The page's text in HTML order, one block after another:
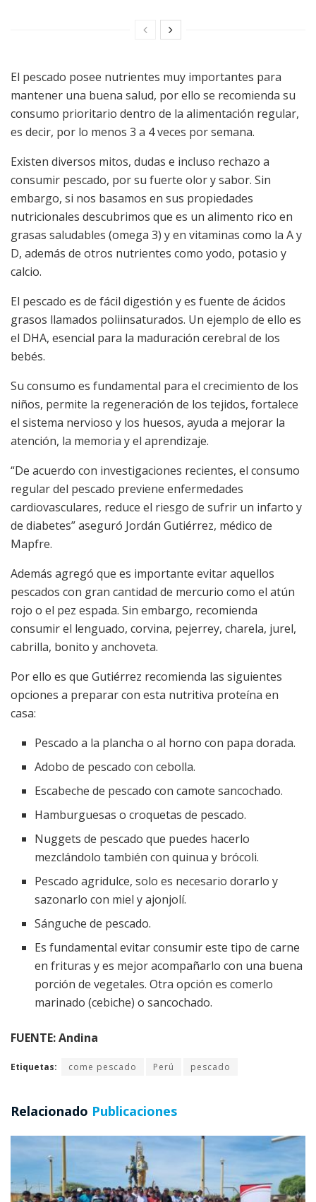
El pescado posee nutrientes muy importantes para
mantener una buena salud, por ello se recomienda su
consumo prioritario dentro de la alimentación regular,
es decir, por lo menos 3 a 4 veces por semana.
Existen diversos mitos, dudas e incluso rechazo a
consumir pescado, por su fuerte olor y sabor. Sin
embargo, si nos basamos en sus propiedades
nutricionales descubrimos que es un alimento rico en
grasas saludables (omega 3) y en vitaminas como la A y
D, además de otros nutrientes como yodo, potasio y
calcio.
El pescado es de fácil digestión y es fuente de ácidos
grasos llamados poliinsaturados. Un ejemplo de ello es
el DHA, esencial para la maduración cerebral de los
bebés.
Su consumo es fundamental para el crecimiento de los
niños, permite la regeneración de los tejidos, fortalece
el sistema nervioso y los huesos, ayuda a mejorar la
atención, la memoria y el aprendizaje.
“De acuerdo con investigaciones recientes, el consumo
regular del pescado previene enfermedades
cardiovasculares, reduce el riesgo de sufrir un infarto y
de diabetes” aseguró Jordán Gutiérrez, médico de
Mapfre.
Además agregó que es importante evitar aquellos
pescados con gran cantidad de mercurio como el atún
rojo o el pez espada. Sin embargo, recomienda
consumir el lenguado, corvina, pejerrey, charela, jurel,
cabrilla, bonito y anchoveta.
Por ello es que Gutiérrez recomienda las siguientes
opciones a preparar con esta nutritiva proteína en
casa:
Pescado a la plancha o al horno con papa dorada.
Adobo de pescado con cebolla.
Escabeche de pescado con camote sancochado.
Hamburguesas o croquetas de pescado.
Nuggets de pescado que puedes hacerlo
mezclándolo también con quinua y brócoli.
Pescado agridulce, solo es necesario dorarlo y
sazonarlo con miel y ajonjolí.
Sánguche de pescado.
Es fundamental evitar consumir este tipo de carne
en frituras y es mejor acompañarlo con una buena
porción de vegetales. Otra opción es comerlo
marinado (cebiche) o sancochado.
FUENTE: Andina
Etiquetas: come pescado Perú pescado
Relacionado Publicaciones